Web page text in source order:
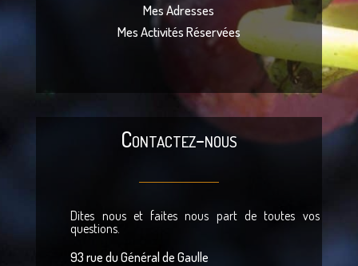
Mes Adresses
Mes Activités Réservées
Contactez-nous
Dites nous et faites nous part de toutes vos
questions.
93 rue du Général de Gaulle